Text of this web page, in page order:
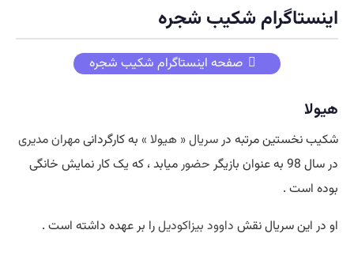
اینستاگرام شکیب شجره
صفحه اینستاگرام شکیب شجره
هیولا
شکیب نخستین مرتبه درسریال « هیولا » به کارگردانیمهران مدیری
در سال 98 به عنوان بازیگر
حضورمیابد ، که یک کار نمایش خانگی
بوده است .
او در این سریال نقش داوود بیزاکودیلرا بر عهده داشته است .